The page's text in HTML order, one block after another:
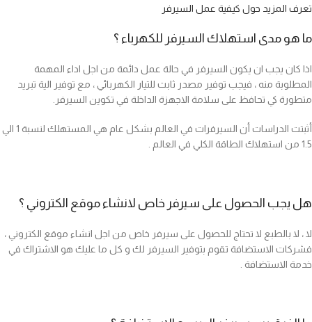
تعرف المزيد حول كيفية عمل السيرفر
ما هو مدى استهلاك السيرفر للكهرباء ؟
اذا كان يجب ان يكون السيرفر في حالة عمل دائمة من اجل اداء المهمة
المطلوبة منه ، فيجب توفير مصدر ثابت للتيار الكهربائي ، مع توفير الية تبريد
متطورة كي تحافظ على سلامة الاجهزة الداخلة في تكوين السيرفر.
أثبتت الدراسات أن السيرفرات في العالم بشكل عام هي المستهلك لنسبة 1 الي
1.5 من استهلاك الطاقة الكلي في العالم .
هل يجب الحصول على سيرفر خاص لانشاء موقع الكتروني ؟
لا ، لا بالطبع لا تحتاج للحصول على سيرفر خاص من اجل انشاء موقع الكتروني ،
فشركات الاستضافة تقوم بتوفير السيرفر لك و كل ما عليك هو الاشتراك في
خدمة الاستضافة .